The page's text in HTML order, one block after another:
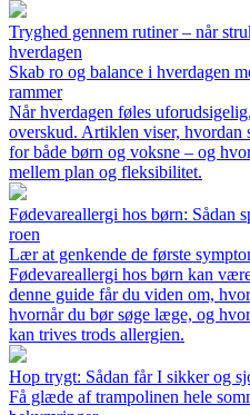
Tryghed gennem rutiner – når
hverdagen
Skab ro og balance i hverdagen
rammer
Når hverdagen føles
overskud. Artiklen viser, hvordan
for både børn og voksne – og
mellem plan og fleksibilitet.
Fødevareallergi hos børn: Sådan
roen
Lær at genkende de første
Fødevareallergi hos børn kan
denne guide får du viden om,
hvornår du bør søge læge, og
kan trives trods allergien.
Hop trygt: Sådan får I sikker og
Få glæde af trampolinen hele